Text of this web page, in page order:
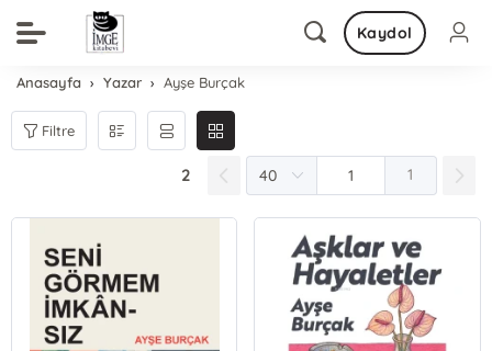
Kaydol
Anasayfa Yazar Ayşe Burçak
Filtre
2 1